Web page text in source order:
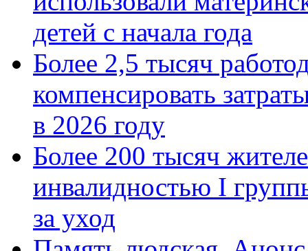
детей с начала года
Более 2,5 тысяч
компенсировать
в 2026 году
Более 200 тысяч
инвалидностью I
за уход